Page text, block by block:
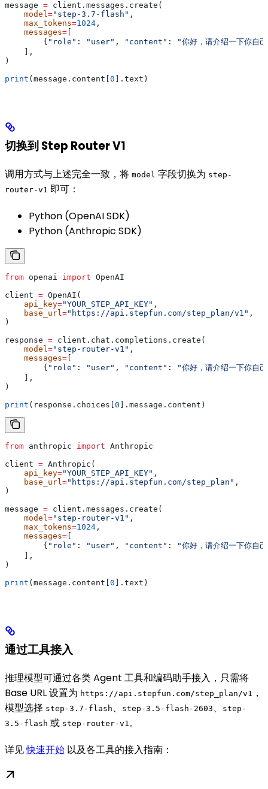
message = client.messages.create(
    model
="step-3.7-flash" ,
    max_tokens
=1024 ,
    messages
=
        {
"role" : "user" , "content" :
"你好，请介绍一下你自
    ],
)
print (message.content[ 0 ].text)
切换到 Step Router V1
调用方式与上述完全一致，将 model 字段切换为 step-
router-v1 即可：
Python (OpenAI SDK)
Python (Anthropic SDK)
from openai import OpenAI
client = OpenAI(
    api_key
="YOUR_STEP_API_KEY" ,
    base_url
="https://api.stepfun.com/step_plan/v1" ,
)
response = client.chat.completions.create(
    model
="step-router-v1" ,
    messages
=
        {
"role" : "user" , "content" :
"你好，请介绍一下你自
    ],
)
print (response.choices[ 0 ].message.content)
from anthropic import Anthropic
client = Anthropic(
    api_key
="YOUR_STEP_API_KEY" ,
    base_url
="https://api.stepfun.com/step_plan" ,
)
message = client.messages.create(
    model
="step-router-v1" ,
    max_tokens
=1024 ,
    messages
=
        {
"role" : "user" , "content" :
"你好，请介绍一下你自
    ],
)
print (message.content[ 0 ].text)
通过工具接入
推理模型可通过各类 Agent 工具和编码助手接入，只需将
Base URL 设置为 https://api.stepfun.com/step_plan/v1
，
模型选择 step-3.7-flash 、 step-3.5-flash-2603 、
step-
3.5-flash 或 step-router-v1 。
详见快速开始 以及各工具的接入指南：